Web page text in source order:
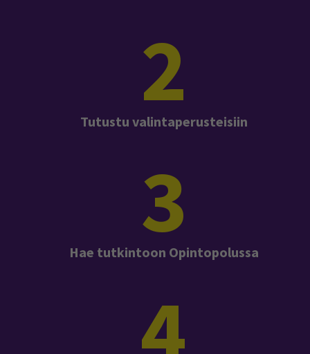
2
Tutustu valintaperusteisiin
3
Hae tutkintoon Opintopolussa
4